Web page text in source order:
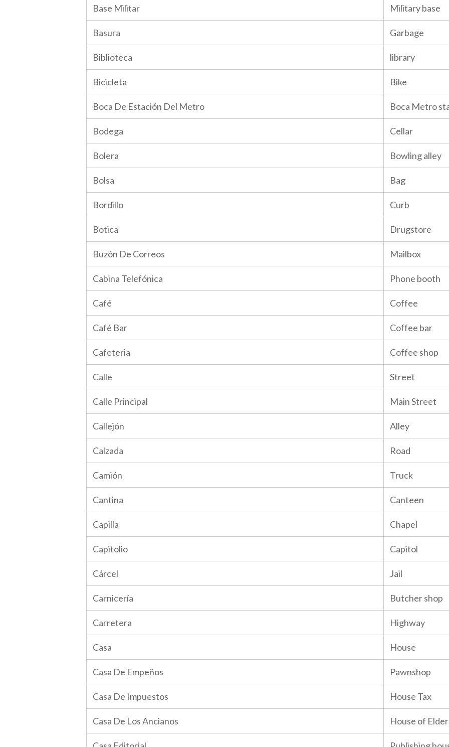
Base Militar Military base
Basura Garbage
Biblioteca library
Bicicleta Bike
Boca De Estación Del Metro Boca Metro
Bodega Cellar
Bolera Bowling alley
Bolsa Bag
Bordillo Curb
Botica Drugstore
Buzón De Correos Mailbox
Cabina Telefónica Phone booth
Café Coffee
Café Bar Coffee bar
Cafeteria Coffee shop
Calle Street
Calle Principal Main Street
Callejón Alley
Calzada Road
Camión Truck
Cantina Canteen
Capilla Chapel
Capitolio Capitol
Cárcel Jail
Carnicería Butcher shop
Carretera Highway
Casa House
Casa De Empeños Pawnshop
Casa De Impuestos House Tax
Casa De Los Ancianos House of